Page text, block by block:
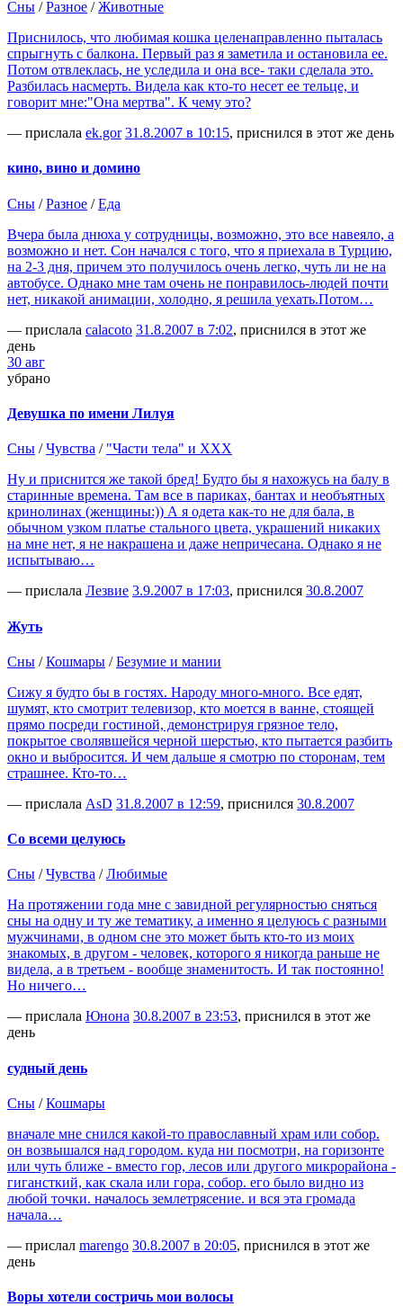
Сны /Разное /Животные
Приснилось, что любимая кошка целенаправленно пыталась
спрыгнуть с балкона. Первый раз я заметила и остановила ее.
Потом отвлеклась, не уследила и она все- таки сделала это.
Разбилась насмерть. Видела как кто-то несет ее тельце, и
говорит мне:"Она мертва". К чему это?
— прислала ek.gor 31.8.2007 в 10:15, приснился в этот же день
кино, вино и домино
Сны /Разное /Еда
Вчера была днюха у сотрудницы, возможно, это все навеяло, а
возможно и нет. Сон начался с того, что я приехала в Турцию,
на 2-3 дня, причем это получилось очень легко, чуть ли не на
автобусе. Однако мне там очень не понравилось-людей почти
нет, никакой анимации, холодно, я решила уехать.Потом…
— прислала calacoto 31.8.2007 в 7:02, приснился в этот же
день
30 авг
убрано
Девушка по имени Лилуя
Сны /Чувства / "Части тела" и XXX
Ну и приснится же такой бред! Будто бы я нахожусь на балу в
старинные времена. Там все в париках, бантах и необъятных
кринолинах (женщины:)) А я одета как-то не для бала, в
обычном узком платье стального цвета, украшений никаких
на мне нет, я не накрашена и даже непричесана. Однако я не
испытываю…
— прислала Лезвие 3.9.2007 в 17:03, приснился 30.8.2007
Жуть
Сны /Кошмары /Безумие и мании
Сижу я будто бы в гостях. Народу много-много. Все едят,
шумят, кто смотрит телевизор, кто моется в ванне, стоящей
прямо посреди гостиной, демонстрируя грязное тело,
покрытое сволявшейся черной шерстью, кто пытается разбить
окно и выбросится. И чем дальше я смотрю по сторонам, тем
страшнее. Кто-то…
— прислала AsD 31.8.2007 в 12:59, приснился 30.8.2007
Со всеми целуюсь
Сны /Чувства /Любимые
На протяжении года мне с завидной регулярностью сняться
сны на одну и ту же тематику, а именно я целуюсь с разными
мужчинами, в одном сне это может быть кто-то из моих
знакомых, в другом - человек, которого я никогда раньше не
видела, а в третьем - вообще знаменитость. И так постоянно!
Но ничего…
— прислала Юнона 30.8.2007 в 23:53, приснился в этот же
день
судный день
Сны /Кошмары
вначале мне снился какой-то православный храм или собор.
он возвышался над городом. куда ни посмотри, на горизонте
или чуть ближе - вместо гор, лесов или другого микрорайона -
гигансткий, как скала или гора, собор. его было видно из
любой точки. началось землетрясение. и вся эта громада
начала…
— прислал marengo 30.8.2007 в 20:05, приснился в этот же
день
Воры хотели состричь мои волосы